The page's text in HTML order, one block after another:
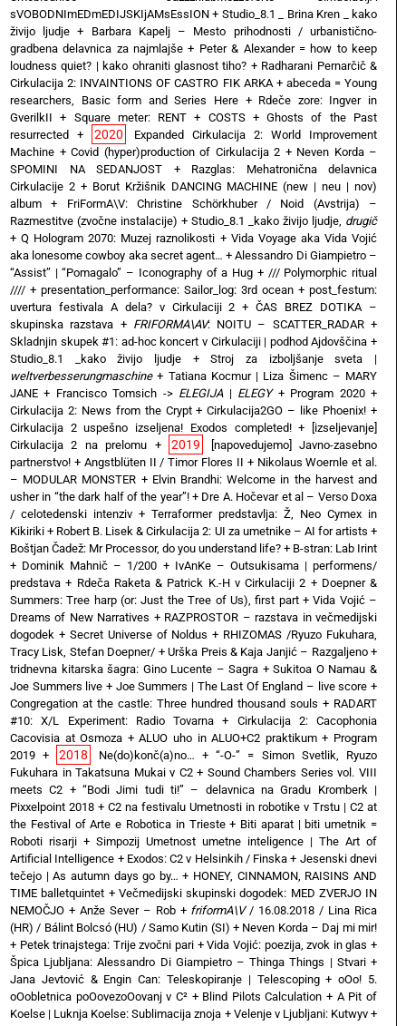
sVOBODNImEDmEDIJSKIjAMsEssION + Studio_8.1 _ Brina Kren _ kako
živijo ljudje + Barbara Kapelj – Mesto prihodnosti / urbanistično-
gradbena delavnica za najmlajše + Peter & Alexander = how to keep
loudness quiet? | kako ohraniti glasnost tiho? + Radharani Pernarčič &
Cirkulacija 2: INVAINTIONS OF CASTRO FIK ARKA+ abeceda = Young
researchers, Basic form and Series Here + Rdeče zore: Ingver in
GverilkII + Square meter: RENT + COSTS+Ghosts of the Past
resurrected + 2020
Expanded Cirkulacija 2: World Improvement
Machine + Covid (hyper)production of Cirkulacija 2 + Neven Korda –
SPOMINI NA SEDANJOST + Razglas: Mehatronična delavnica
Cirkulacije 2+ Borut Kržišnik DANCING MACHINE (new | neu | nov)
album + FriFormA\V: Christine Schörkhuber / Noid (Avstrija) –
Razmestitve (zvočne instalacije) + Studio_8.1 _kako živijo ljudje, drugič
+Q Hologram 2070: Muzej raznolikosti + Vida Voyage aka Vida Vojić
aka lonesome cowboy aka secret agent… +Alessandro Di Giampietro –
“Assist” | “Pomagalo” – Iconography of a Hug + /// Polymorphic ritual
//// + presentation_performance: Sailor_log: 3rd ocean + post_festum:
uvertura festivala A dela? v Cirkulaciji 2 +ČAS BREZ DOTIKA –
skupinska razstava + FRIFORMA\AV: NOITU – SCATTER_RADAR+
Skladnjin skupek #1: ad-hoc koncert v Cirkulaciji | podhod Ajdovščina +
Studio_8.1 _kako živijo ljudje +Stroj za izboljšanje sveta |
weltverbesserungmaschine+ Tatiana Kocmur | Liza Šimenc – MARY
JANE + Francisco Tomsich -> ELEGIJA| ELEGY+ Program 2020+
Cirkulacija 2: News from the Crypt+Cirkulacija2GO – like Phoenix! +
Cirkulacija 2 uspešno izseljena! Exodos completed!+
[izseljevanje]
Cirkulacija 2 na prelomu + 2019
[napovedujemo] Javno-zasebno
partnerstvo! + Angstblüten II / Timor Flores II + Nikolaus Woernle et al.
– MODULAR MONSTER + Elvin Brandhi: Welcome in the harvest and
usher in “the dark half of the year”!+ Dre A. Hočevar et al – Verso Doxa
/ celotedenski intenziv + Terraformer predstavlja: Ž, Neo Cymex in
Kikiriki + Robert B. Lisek & Cirkulacija 2: UI za umetnike – AI for artists +
Boštjan Čadež: Mr Processor, do you understand life? + B-stran: Lab Irint
+ Dominik Mahnič – 1/200 + IvAnKe – Outsukisama | performens/
predstava + Rdeča Raketa & Patrick K.-H v Cirkulaciji 2 + Doepner &
Summers: Tree harp (or: Just the Tree of Us), first part+Vida Vojić –
Dreams of New Narratives + RAZPROSTOR – razstava in večmedijski
dogodek + Secret Universe of Noldus + RHIZOMAS /Ryuzo Fukuhara,
Tracy Lisk, Stefan Doepner/ +Urška Preis & Kaja Janjić – Razgaljeno+
tridnevna kitarska šagra: Gino Lucente – Sagra +Sukitoa O Namau &
Joe Summers live + Joe Summers | The Last Of England – live score +
Congregation at the castle: Three hundred thousand souls + RADART
#10: X/L Experiment: Radio Tovarna + Cirkulacija 2: Cacophonia
Cacovisia at Osmoza +ALUO uho in ALUO+C2 praktikum+ Program
2019 + 2018 Ne(do)konč(a)no… +“-O-” = Simon Svetlik, Ryuzo
Fukuhara in Takatsuna Mukai v C2+ Sound Chambers Series vol. VIII
meets C2 +“Bodi Jimi tudi ti!” – delavnica na Gradu Kromberk |
Pixxelpoint 2018 + C2 na festivalu Umetnosti in robotike v Trstu | C2 at
the Festival of Arte e Robotica in Trieste+ Biti aparat | biti umetnik =
Roboti risarji + Simpozij Umetnost umetne inteligence | The Art of
Artificial Intelligence + Exodos: C2 v Helsinkih / Finska + Jesenski dnevi
tečejo | As autumn days go by… + HONEY, CINNAMON, RAISINS AND
TIME balletquintet + Večmedijski skupinski dogodek: MED ZVERJO IN
NEMOČJO + Anže Sever – Rob+ friformA\V/ 16.08.2018 / Lina Rica
(HR) / Bálint Bolcsó (HU) / Samo Kutin (SI) + Neven Korda – Daj mi mir!
+ Petek trinajstega: Trije zvočni pari +Vida Vojić: poezija, zvok in glas +
Špica Ljubljana: Alessandro Di Giampietro – Thinga Things | Stvari+
Jana Jevtović & Engin Can: Teleskopiranje | Telescoping+oOo! 5.
oOobletnica poOovezoOovanj v C²+ Blind Pilots Calculation + A Pit of
Koelse | Luknja Koelse: Sublimacija znoja + Velenje v Ljubljani: Kutwyv+